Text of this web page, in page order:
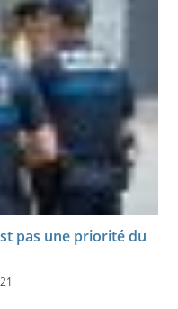
pas une priorité du